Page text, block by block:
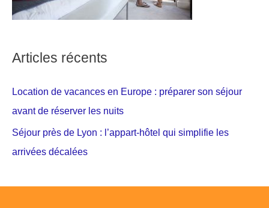
Articles récents
Location de vacances en Europe : préparer son séjour
avant de réserver les nuits
Séjour près de Lyon : l’appart-hôtel qui simplifie les
arrivées décalées